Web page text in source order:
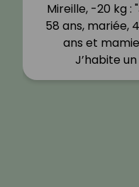
Mireille, -20 kg :
58 ans, mariée,
ans et
J’habite